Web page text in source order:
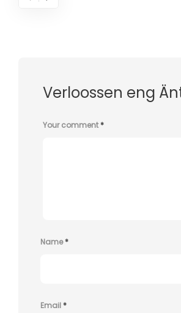
Verloossen eng
Your comment*
Name*
Email*